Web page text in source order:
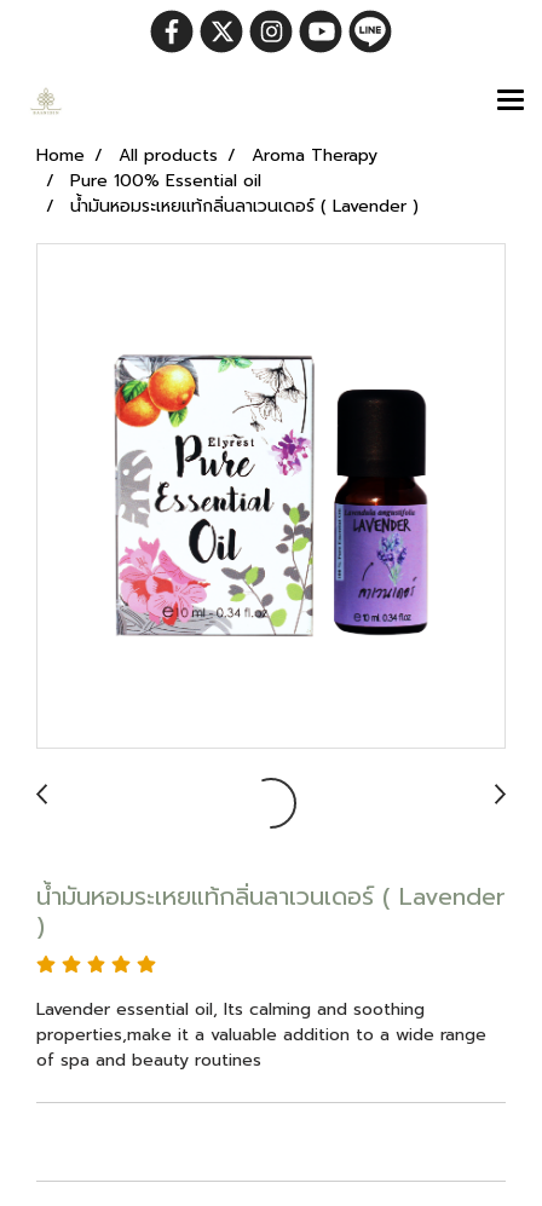
Home All products
Aroma Therapy
Pure 100% Essential oil
น้ำมันหอมระเหยแท้กลิ่นลาเวนเดอร์ ( Lavender )
น้ำมันหอมระเหยแท้กลิ่นลาเวนเดอร์ ( Lavender
)
Lavender essential oil, Its calming and soothing
properties,make it a valuable addition to a wide range
of spa and beauty routines